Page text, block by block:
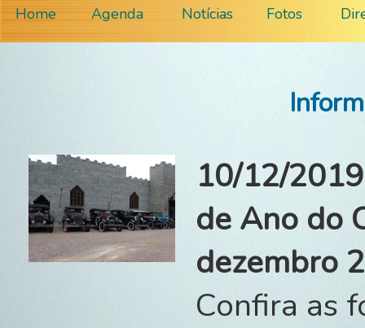
Home Agenda Notícias Fotos
10/12/
de Ano do
dezembro
Confira as